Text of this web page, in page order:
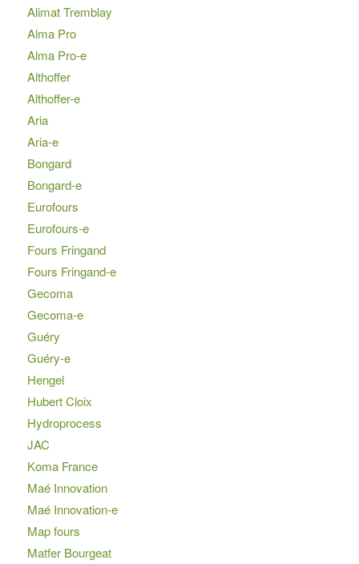
Alimat Tremblay
Alma Pro
Alma Pro-e
Althoffer
Althoffer-e
Aria
Aria-e
Bongard
Bongard-e
Eurofours
Eurofours-e
Fours Fringand
Fours Fringand-e
Gecoma
Gecoma-e
Guéry
Guéry-e
Hengel
Hubert Cloix
Hydroprocess
JAC
Koma France
Maé Innovation
Maé Innovation-e
Map fours
Matfer Bourgeat